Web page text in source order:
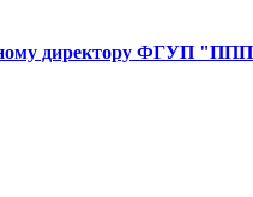
директору ФГУП